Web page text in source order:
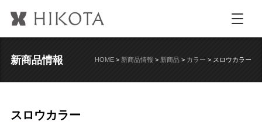
新商品情報 HOME > 新商品情報 > 新商品 > カラー > スロウカラー
スロウカラー